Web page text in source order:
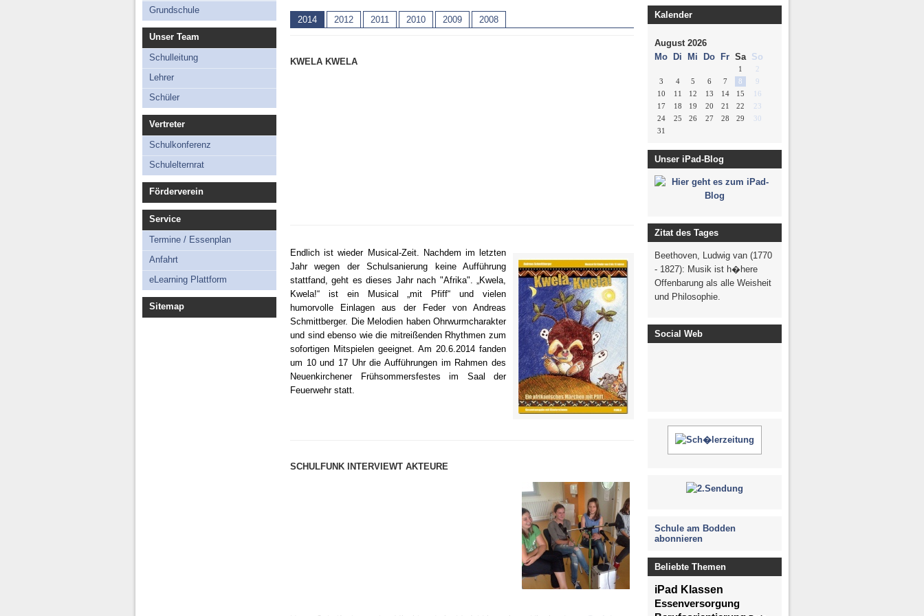
Technisches Personal
Schülerzeitung
eLearning Plattform
Grundschule
Unser Team
Schulleitung
Lehrer
Schüler
Vertreter
Schulkonferenz
Schulelternrat
Förderverein
Service
Termine / Essenplan
Anfahrt
eLearning Plattform
Sitemap
2014 2012 2011 2010 2009 2008
KWELA KWELA
Endlich ist wieder Musical-Zeit. Nachdem im letzten
Jahr wegen der Schulsanierung keine Aufführung
stattfand, geht es dieses Jahr nach "Afrika". „Kwela,
Kwela!“ ist ein Musical „mit Pfiff“ und vielen
humorvolle Einlagen aus der Feder von Andreas
Schmittberger. Die Melodien haben Ohrwurmcharakter
und sind ebenso wie die mitreißenden Rhythmen zum
sofortigen Mitspielen geeignet. Am 20.6.2014 fanden
um 10 und 17 Uhr die Aufführungen im Rahmen des
Neuenkirchener Frühsommersfestes im Saal der
Feuerwehr statt.
SCHULFUNK INTERVIEWT AKTEURE
Kalender
August 2026
Mo
Di Mi Do Fr Sa So
1
2
3
4 5 6 7 8
9
10
11 12 13 14 15
16
17
18 19 20 21 22
23
24
25 26 27 28 29
30
31
Unser iPad-Blog
Zitat des Tages
Beethoven, Ludwig van (1770
- 1827): Musik ist h�here
Offenbarung als alle Weisheit
und Philosophie.
Social Web
Schule am Bodden
abonnieren
Beliebte Themen
iPad Klassen
Essenversorgung